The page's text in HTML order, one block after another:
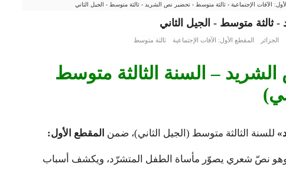
الآفات الإجتماعية › ثالثة متوسط › تحضير نص الشريد - ثالثة متوسط - الجيل الثاني
ثالثة متوسط - الجيل الثاني
الجزائر المقطع الأول: الآفات الإجتماعية ثالثة متوسط
– السنة الثالثة متوسط
للسنة الثالثة متوسط (الجيل الثاني)، ضمن المقطع الأول:
نصّ شعري يصوّر مأساة الطفل المتشرّد، ويكشف أسباب